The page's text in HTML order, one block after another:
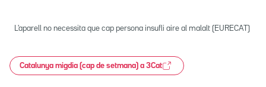
L'aparell no necessita que cap persona insufli aire al malalt (EURECAT)
Catalunya migdia (cap de setmana) a 3Cat